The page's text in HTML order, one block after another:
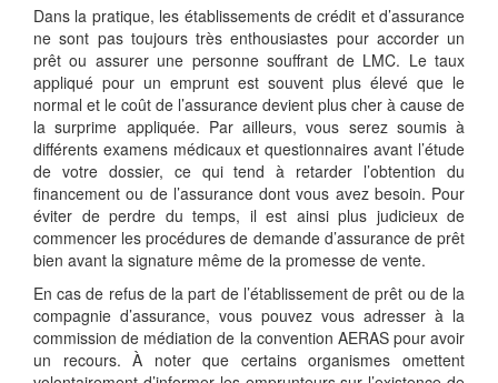
Dans la pratique, les établissements de crédit et d’assurance
ne sont pas toujours très enthousiastes pour accorder un
prêt ou assurer une personne souffrant de LMC. Le taux
appliqué pour un emprunt est souvent plus élevé que le
normal et le coût de l’assurance devient plus cher à cause de
la surprime appliquée. Par ailleurs, vous serez soumis à
différents examens médicaux et questionnaires avant l’étude
de votre dossier, ce qui tend à retarder l’obtention du
financement ou de l’assurance dont vous avez besoin. Pour
éviter de perdre du temps, il est ainsi plus judicieux de
commencer les procédures de demande d’assurance de prêt
bien avant la signature même de la promesse de vente.
En cas de refus de la part de l’établissement de prêt ou de la
compagnie d’assurance, vous pouvez vous adresser à la
commission de médiation de la convention AERAS pour avoir
un recours. À noter que certains organismes omettent